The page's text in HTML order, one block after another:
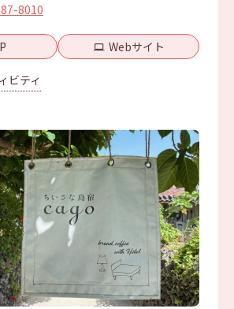
8010
Webサイト
ビティ